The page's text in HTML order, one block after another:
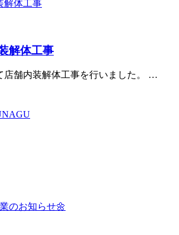
解体工事
店舗内装解体工事を行いました。 …
のお知らせ🌼